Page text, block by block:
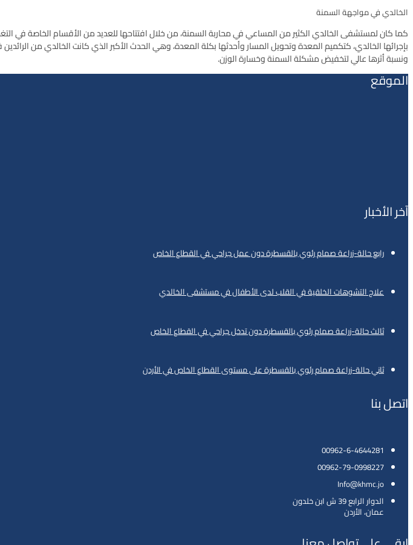
الخالدي في مواجهة السمنة
كما كان لمستشفى الخالدي الكثير من المساعي في محاربة السمنة، من خلال افتتاحها للعديد من الأقسام الخاصة في
ونسبة أثرها عالي لتخفيض مشكلة السمنة وخسارة الوزن.
الموقع
آخر الأخبار
رابع حالة-زراعة صمام رئوي بالقسطرة دون عمل جراحي في القطاع الخاص
علاج التشوهات الخلقية في القلب لدى الأطفال في مستشفى الخالدي
ثالث حالة-زراعة صمام رئوي بالقسطرة دون تدخل جراحي في القطاع الخاص
ثاني حالة-زراعة صمام رئوي بالقسطرة على مستوى القطاع الخاص في الأردن
اتصل بنا
00962-6-4644281
00962-79-0998227
Info@khmc.jo
الدوار الرابع 39 ش ابن خلدون
عمان، الأردن